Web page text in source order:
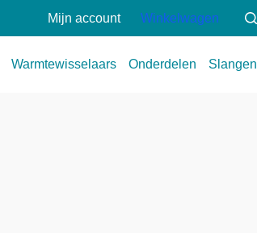
Mijn account Winkelwagen
Warmtewisselaars Onderdelen Slangen